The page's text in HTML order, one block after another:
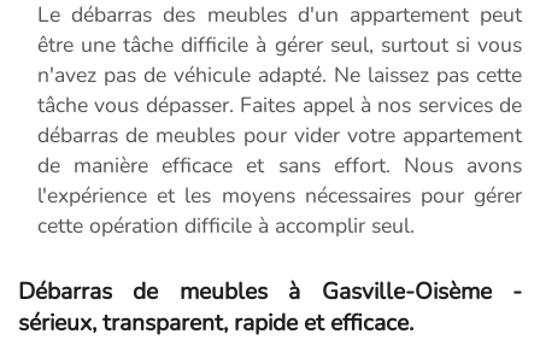
Le débarras des meubles d'un appartement peut
être une tâche difficile à gérer seul, surtout si vous
n'avez pas de véhicule adapté. Ne laissez pas cette
tâche vous dépasser. Faites appel à nos services de
débarras de meubles pour vider votre appartement
de manière efficace et sans effort. Nous avons
l'expérience et les moyens nécessaires pour gérer
cette opération difficile à accomplir seul.
Débarras de meubles à Gasville-Oisème -
sérieux, transparent, rapide et efficace.